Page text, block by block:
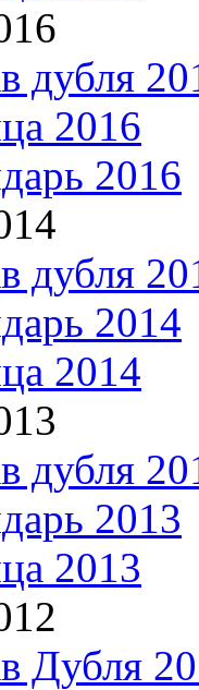
дубля
2016
2016
дубля
2014
2014
дубля
2013
2013
Дубля